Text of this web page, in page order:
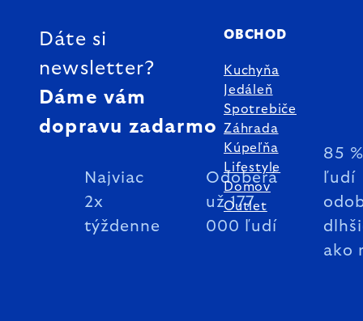
Dáte si
newsletter?
Dáme vám
dopravu zadarmo
Najviac
2x
týždenne
Odoberá
už 177
000 ľudí
85 %
ľudí
ako
OBCHOD
Kuchyňa
Jedáleň
Spotrebiče
Záhrada
Kúpeľňa
Lifestyle
Domov
Outlet